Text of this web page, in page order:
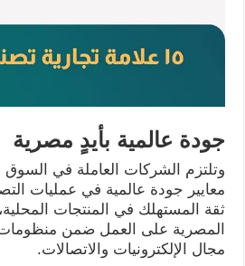
جودة عالمية بأيدٍ مصرية
وتلتزم الشركات العاملة في
معايير جودة عالمية في عمليات
ثقة المستهلك في المنتجات
المصرية على العمل ضمن
مجال الإلكترونيات والاتصالات.